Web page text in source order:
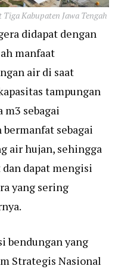
Kabupaten Jawa Tengah
didapat dengan
manfaat
air di saat
tampungan
m3 sebagai
sebagai
air hujan, sehingga
dapat mengisi
yang sering
bendungan yang
Strategis Nasional